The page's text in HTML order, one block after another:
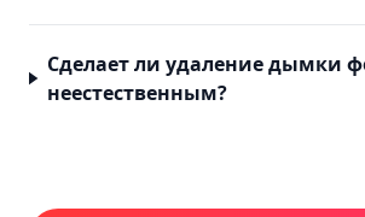
Сделает ли удаление дымки
неестественным?